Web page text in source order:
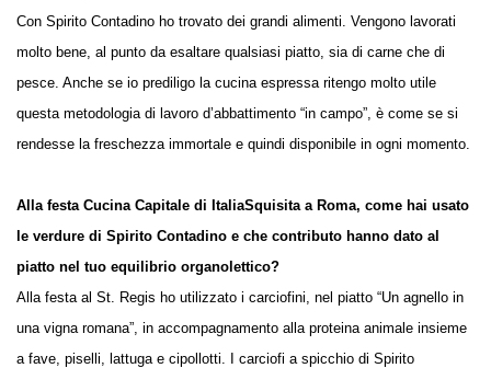
Con Spirito Contadino ho trovato dei grandi alimenti. Vengono lavorati
molto bene, al punto da esaltare qualsiasi piatto, sia di carne che di
pesce. Anche se io prediligo la cucina espressa ritengo molto utile
questa metodologia di lavoro d’abbattimento “in campo”, è come se si
rendesse la freschezza immortale e quindi disponibile in ogni momento.
Alla festa Cucina Capitale di ItaliaSquisita a Roma, come hai usato
le verdure di Spirito Contadino e che contributo hanno dato al
piatto nel tuo equilibrio organolettico?
Alla festa al St. Regis ho utilizzato i carciofini, nel piatto “Un agnello in
una vigna romana”, in accompagnamento alla proteina animale insieme
a fave, piselli, lattuga e cipollotti. I carciofi a spicchio di Spirito